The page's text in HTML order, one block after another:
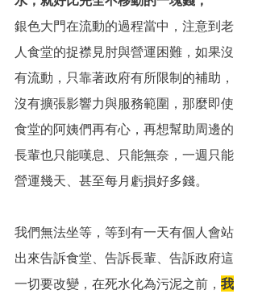
銀色大門在流動的過程當中，注意到老
人食堂的捉襟見肘與營運困難，如果沒
有流動，只靠著政府有所限制的補助，
沒有擴張影響力與服務範圍，那麼即使
食堂的阿姨們再有心，再想幫助周邊的
長輩也只能嘆息、只能無奈，一週只能
營運幾天、甚至每月虧損好多錢。
我們無法坐等，等到有一天有個人會站
出來告訴食堂、告訴長輩、告訴政府這
一切要改變，在死水化為污泥之前， 我